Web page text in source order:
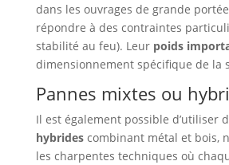
dans les ouvrages de grande
répondre à des contraintes
stabilité au feu). Leur poids
dimensionnement spécifique de la
Pannes mixtes ou
Il est également possible d’utiliser
hybridescombinant métal et bois,
les charpentes techniques où